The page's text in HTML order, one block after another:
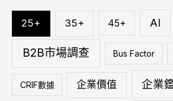
25+ 35+ 45+ AI
B2B市場調查 Bus Factor
CRIF數據 企業價值 企業